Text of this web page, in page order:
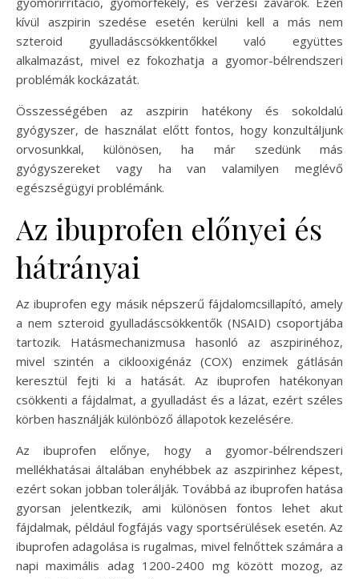
kívül aszpirin szedése esetén kerülni kell a más nem
szteroid gyulladáscsökkentőkkel való együttes
alkalmazást, mivel ez fokozhatja a gyomor-bélrendszeri
problémák kockázatát.
Összességében az aszpirin hatékony és sokoldalú
gyógyszer, de használat előtt fontos, hogy konzultáljunk
orvosunkkal, különösen, ha már szedünk más
gyógyszereket vagy ha van valamilyen meglévő
egészségügyi problémánk.
Az ibuprofen előnyei és
hátrányai
Az ibuprofen egy másik népszerű fájdalomcsillapító, amely
a nem szteroid gyulladáscsökkentők (NSAID) csoportjába
tartozik. Hatásmechanizmusa hasonló az aszpirinéhoz,
mivel szintén a ciklooxigénáz (COX) enzimek gátlásán
keresztül fejti ki a hatását. Az ibuprofen hatékonyan
csökkenti a fájdalmat, a gyulladást és a lázat, ezért széles
körben használják különböző állapotok kezelésére.
Az ibuprofen előnye, hogy a gyomor-bélrendszeri
mellékhatásai általában enyhébbek az aszpirinhez képest,
ezért sokan jobban tolerálják. Továbbá az ibuprofen hatása
gyorsan jelentkezik, ami különösen fontos lehet akut
fájdalmak, például fogfájás vagy sportsérülések esetén. Az
ibuprofen adagolása is rugalmas, mivel felnőttek számára a
napi maximális adag 1200-2400 mg között mozog, az